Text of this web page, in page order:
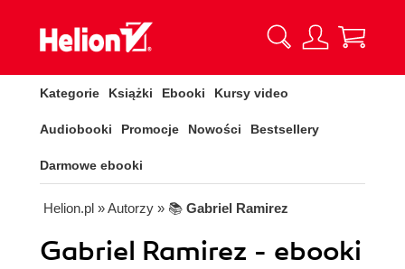
Kategorie Książki Ebooki Kursy video
Audiobooki Promocje Nowości Bestsellery
Darmowe ebooki
Helion.pl » Autorzy » 📚 Gabriel Ramirez
Gabriel Ramirez - ebooki